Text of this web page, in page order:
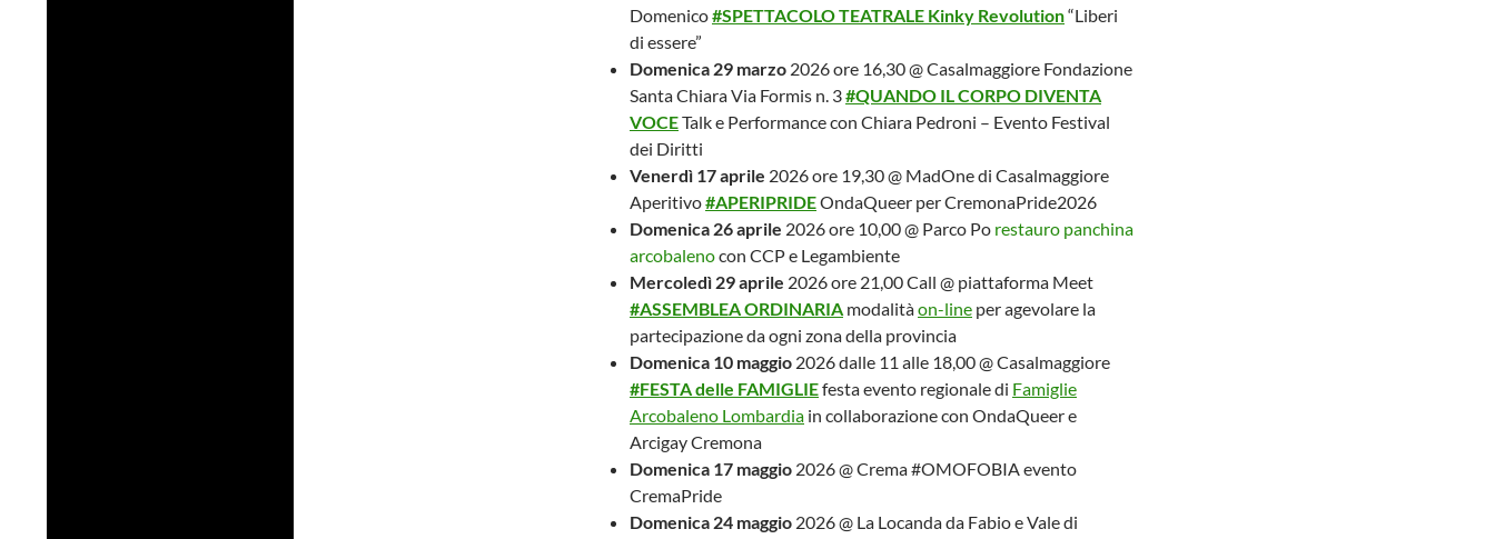
Domenico#SPETTACOLO TEATRALE Kinky Revolution“Liberi
di essere”
Domenica 29 marzo 2026 ore 16,30 @ Casalmaggiore Fondazione
Santa Chiara Via Formis n. 3#QUANDO IL CORPO DIVENTA
VOCETalk e Performance con Chiara Pedroni – Evento Festival
dei Diritti
Venerdì 17 aprile 2026 ore 19,30 @ MadOne di Casalmaggiore
Aperitivo#APERIPRIDEOndaQueer per CremonaPride2026
Domenica 26 aprile 2026 ore 10,00 @ Parco Po restauro panchina
arcobalenocon CCP e Legambiente
Mercoledì 29 aprile 2026 ore 21,00 Call @ piattaforma Meet
#ASSEMBLEA ORDINARIA modalitàon-line per agevolare la
partecipazione da ogni zona della provincia
Domenica 10 maggio 2026 dalle 11 alle 18,00 @ Casalmaggiore
#FESTA delle FAMIGLIEfesta evento regionale di Famiglie
Arcobaleno Lombardia in collaborazione con OndaQueer e
Arcigay Cremona
Domenica 17 maggio 2026 @ Crema #OMOFOBIA evento
CremaPride
Domenica 24 maggio 2026 @ La Locanda da Fabio e Vale di